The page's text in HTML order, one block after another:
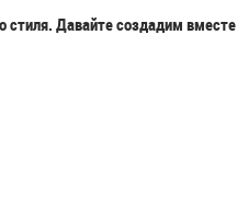
стиля. Давайте создадим вместе